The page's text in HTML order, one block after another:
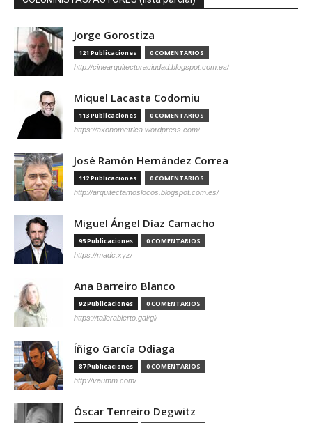
Jorge Gorostiza
121 Publicaciones 0 COMENTARIOS
http://cinearquitecturaciudad.blogspot.com.es/
Miquel Lacasta Codorniu
113 Publicaciones 0 COMENTARIOS
https://axonometrica.wordpress.com/
José Ramón Hernández Correa
112 Publicaciones 0 COMENTARIOS
http://arquitectamoslocos.blogspot.com.es/
Miguel Ángel Díaz Camacho
95 Publicaciones 0 COMENTARIOS
https://madc.xyz/
Ana Barreiro Blanco
92 Publicaciones 0 COMENTARIOS
https://tallerabierto.gal/gl/
Íñigo García Odiaga
87 Publicaciones 0 COMENTARIOS
http://vaumm.com/
Óscar Tenreiro Degwitz